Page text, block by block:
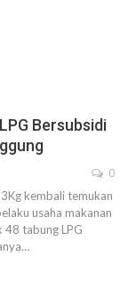
Bersubsidi
0
kembali temukan
usaha makanan
48 tabung LPG